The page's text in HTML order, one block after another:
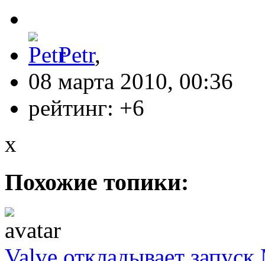
Petr,
08 марта 2010, 00:36
рейтинг: +6
x
Похожие топики: